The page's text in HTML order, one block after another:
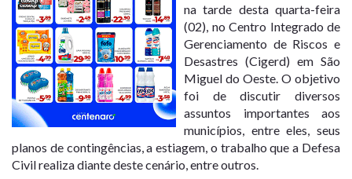
na tarde desta quarta-feira
(02), no Centro Integrado de
Gerenciamento de Riscos e
Desastres (Cigerd) em São
Miguel do Oeste. O objetivo
foi de discutir diversos
assuntos importantes aos
municípios, entre eles, seus
planos de contingências, a estiagem, o trabalho que a Defesa
Civil realiza diante deste cenário, entre outros.